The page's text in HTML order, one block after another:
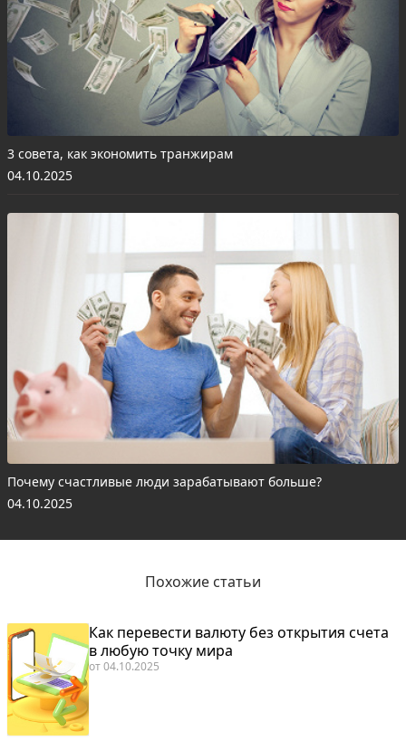
3 совета, как экономить транжирам
04.10.2025
Почему счастливые люди зарабатывают больше?
04.10.2025
Похожие статьи
Как перевести валюту без открытия счета
в любую точку мира
от04.10.2025